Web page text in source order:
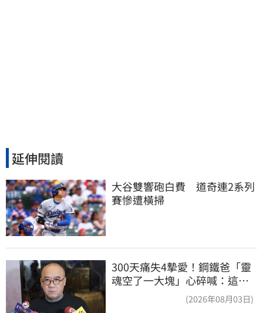
延伸閱讀
大谷雙響砲白費　道奇連2系列
賽慘遭橫掃
300天痛失4摯愛！鋼鐵爸「靈
魂空了一大塊」心碎喊：這輩
(2026年08月03日)